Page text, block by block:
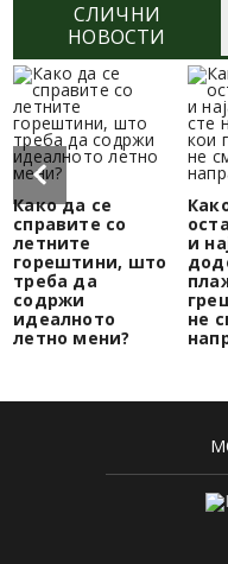
СЛИЧНИ
НОВОСТИ
Како да се
справите со
летните
горештини, што
треба да
содржи
идеалното
летно мени?
и
не